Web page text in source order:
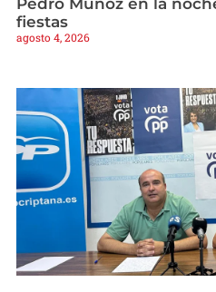
Pedro Muñoz en la
fiestas
agosto 4, 2026